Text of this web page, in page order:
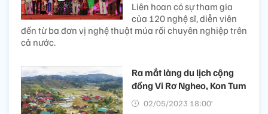
Liên hoan có sự tham gia
của 120 nghệ sĩ, diễn viên
đến từ ba đơn vị nghệ thuật múa rối chuyên nghiệp trên
cả nước.
Ra mắt làng du lịch cộng
đồng Vi Rơ Ngheo, Kon Tum
02/05/2023 18:00’